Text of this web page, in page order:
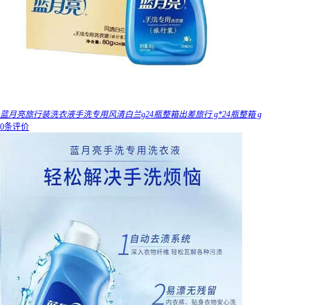
蓝月亮旅行装洗衣液手洗专用风清白兰g24瓶整箱出差旅行 g*24瓶整箱 g
0条评价